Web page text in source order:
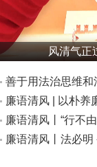
风清气
善于用法治思维
廉语清风 | 以朴养
廉语清风丨“行不
廉语清风丨法必明